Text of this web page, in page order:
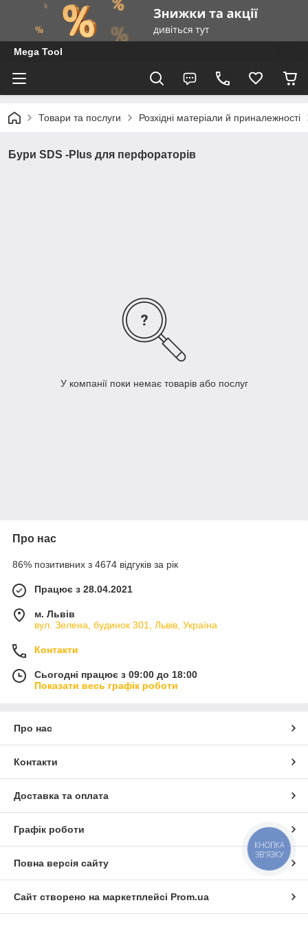
Mega Tool
Товари та послуги Розхідні матеріали й приналежності
Бури SDS -Plus для перфораторів
У компанії поки немає товарів або послуг
Про нас
86% позитивних з 4674 відгуків за рік
Працює з 28.04.2021
м. Львів
вул. Зелена, будинок 301, Львів, Україна
Контакти
Сьогодні працює з 09:00 до 18:00
Показати весь графік роботи
Про нас
Контакти
Доставка та оплата
Графік роботи
Повна версія сайту
Сайт створено на маркетплейсі Prom.ua
КНОПКА
ЗВ'ЯЗКУ